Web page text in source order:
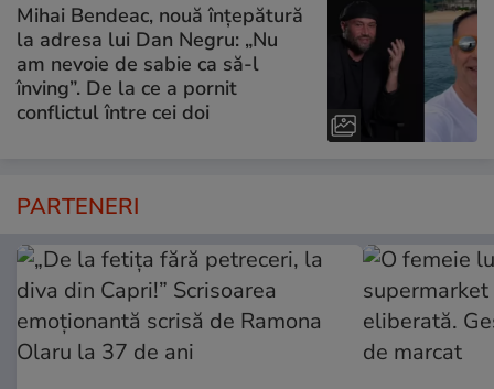
Mihai Bendeac, nouă înțepătură
la adresa lui Dan Negru: „Nu
am nevoie de sabie ca să-l
înving”. De la ce a pornit
conflictul între cei doi
PARTENERI